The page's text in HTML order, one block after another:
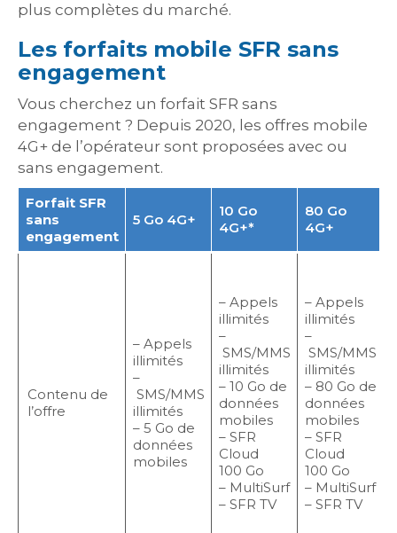
plus complètes du marché.
Les forfaits mobile SFR sans
engagement
Vous cherchez un forfait SFR sans
engagement ? Depuis 2020, les offres mobile
4G+ de l’opérateur sont proposées avec ou
sans engagement.
Forfait SFR
sans
engagement
5 Go 4G+
10 Go
4G+*
80 Go
4G+
Contenu de
l’offre
– Appels
illimités
–
SMS/MMS
illimités
– 5 Go de
données
mobiles
– Appels
illimités
–
SMS/MMS
illimités
– 10 Go de
données
mobiles
– SFR
Cloud
100 Go
– MultiSurf
– SFR TV
– Appels
illimités
–
SMS/MMS
illimités
– 80 Go de
données
mobiles
– SFR
Cloud
100 Go
– MultiSurf
– SFR TV